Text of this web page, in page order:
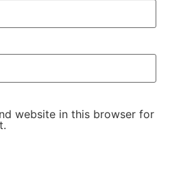
website in this browser for